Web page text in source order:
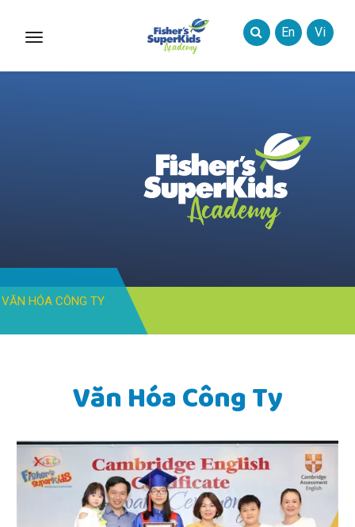
Toggle
En Vi
VĂN HÓA CÔNG TY
Văn Hóa Công Ty